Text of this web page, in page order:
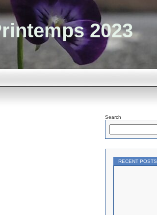
2023
Search
RECENT POSTS